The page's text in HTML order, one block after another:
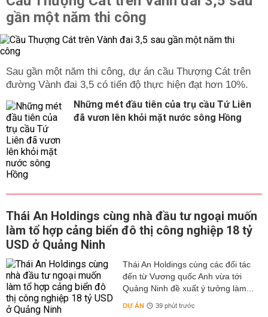
gần một năm thi công
Sau gần một năm thi công, dự án cầu Thượng Cát trên
đường Vành đai 3,5 có tiến độ thực hiện đạt hơn 10%.
Những mét đầu tiên của trụ cầu Tứ Liên
đã vươn lên khỏi mặt nước sông Hồng
Thái An Holdings cùng nhà đầu tư ngoại muốn
làm tổ hợp cảng biển đô thị công nghiệp 18 tỷ
USD ở Quảng Ninh
Thái An Holdings cùng các đối tác
đến từ Vương quốc Anh vừa tới
Quảng Ninh đề xuất ý tưởng làm...
DỰ ÁN 39 phút trước